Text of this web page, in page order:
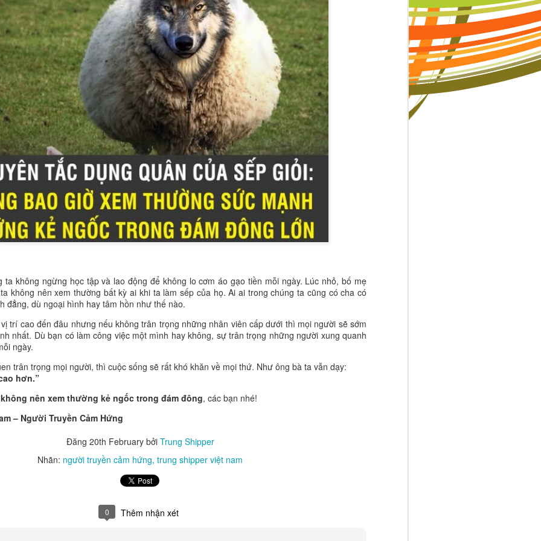
ta không ngừng học tập và lao động để không lo cơm áo gạo tiền mỗi ngày. Lúc nhỏ, bố mẹ
không nên xem thường bất kỳ ai khi ta làm sếp của họ. Ai ai trong chúng ta cũng có cha có
đẳng, dù ngoại hình hay tâm hồn như thế nào.
trí cao đến đâu nhưng nếu không trân trọng những nhân viên cấp dưới thì mọi người sẽ sớm
nhất. Dù bạn có làm công việc một mình hay không, sự trân trọng những người xung quanh
ngày.
trân trọng mọi người, thì cuộc sống sẽ rất khó khăn về mọi thứ. Như ông bà ta vẫn dạy:
hơn.”
không nên xem thường kẻ ngốc trong đám đông, các bạn nhé!
– Người Truyền Cảm Hứng
Đăng 20th Februarybởi Trung Shipper
Nhãn: người truyền cảm hứng trung shipper việt nam
0 Thêm nhận xét
chưa từng có. Trẻ em được tiếp xúc với vô vàn thông tin, hình ảnh và những tiêu
mẹ không đồng hành, con rất dễ lớn lên trong tâm lý hơn thua, luôn muốn trở
phát triển những điểm mạnh của chính mình. Một đứa trẻ chỉ biết cạnh tranh sẽ
theo đuổi mục tiêu sẽ có sức bền để đi rất xa.
và quan trọng nhất. Mỗi lời động viên, mỗi cuốn sách được đọc cùng con, mỗi
đang âm thầm xây dựng nền móng cho nhân cách của trẻ. Khi cha mẹ hỏi con:
thay vì "Con được mấy điểm?", cha mẹ đang dạy con yêu việc học. Khi cha mẹ
kết quả, cha mẹ đang gieo vào con niềm tin rằng giá trị thật nằm ở sự nỗ lực.
không đến từ việc đánh bại bạn bè, mà đến từ việc mỗi ngày đều vượt qua giới
những con người tạo nên giá trị lớn cho gia đình, cộng đồng và đất nước.
mới dạy con định hướng tương lai. Đừng chờ đến khi con thất bại mới nói về
bằng những điều rất nhỏ: đọc sách cùng con, lắng nghe con, khuyến khích
cuộc sống và dạy con biết yêu thương, biết chịu trách nhiệm với lựa chọn của
điều khiến con tự hào không phải là đã vượt qua bao nhiêu người, mà là đã
cha mẹ từng gieo trồng từ thuở ấu thơ. Giáo dục sớm không tạo ra những đứa trẻ
dục sớm tạo nên những con người có bản lĩnh, có mục tiêu và có trái tim đủ
là thành công bền vững mà mọi gia đình đều mong muốn.
Đăng16 hours agobởiTrung Shipper
trung shipper